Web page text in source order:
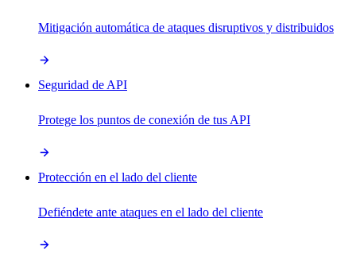
Mitigación automática de ataques disruptivos y distribuidos
Seguridad de API
Protege los puntos de conexión de tus API
Protección en el lado del cliente
Defiéndete ante ataques en el lado del cliente